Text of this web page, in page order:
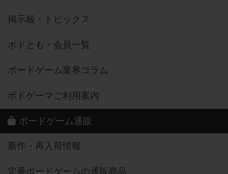
掲示板・トピックス
ボドとも・会員一覧
ボードゲーム業界コラム
ボドゲーマご利用案内
ボードゲーム通販
新作・再入荷情報
定番ボードゲームの通販商品